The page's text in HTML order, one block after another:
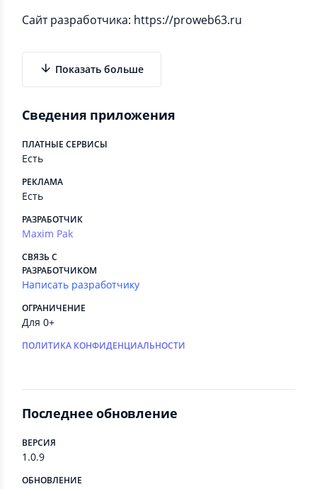
Сайт разработчика: https://proweb63.ru
Показать больше
Сведения приложения
ПЛАТНЫЕ СЕРВИСЫ
Есть
РЕКЛАМА
Есть
РАЗРАБОТЧИК
Maxim Pak
СВЯЗЬ С
РАЗРАБОТЧИКОМ
Написать разработчику
ОГРАНИЧЕНИЕ
Для 0+
ПОЛИТИКА КОНФИДЕНЦИАЛЬНОСТИ
Последнее обновление
ВЕРСИЯ
1.0.9
ОБНОВЛЕНИЕ